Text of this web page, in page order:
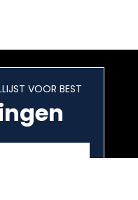
VOOR BEST